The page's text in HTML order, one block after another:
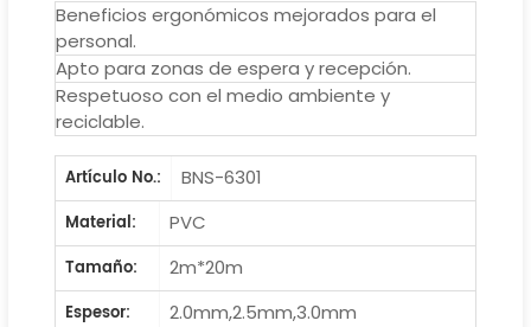
Beneficios ergonómicos mejorados para el
personal.
Apto para zonas de espera y recepción.
Respetuoso con el medio ambiente y
reciclable.
Artículo No.:
BNS-6301
Material:
PVC
Tamaño:
2m*20m
Espesor:
2.0mm,2.5mm,3.0mm